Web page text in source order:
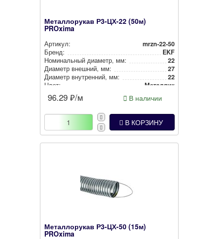
Металлорукав Р3-ЦХ-22 (50м)
PROxima
Артикул:
mrzn-22-50
Бренд:
EKF
Номи­наль­ный диаметр, мм:
22
Диаметр внешний, мм:
27
Диаметр внут­рен­ний, мм:
22
Цвет:
Металлик
96.29 ₽/м В наличии
В КОРЗИНУ
Металлорукав Р3-ЦХ-50 (15м)
PROxima